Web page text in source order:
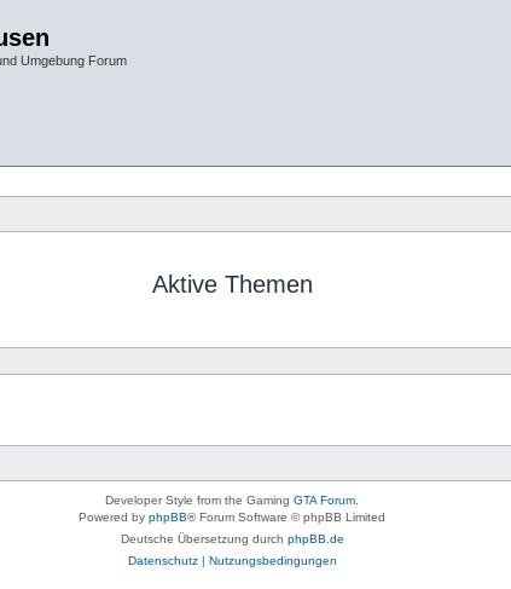
Umgebung Forum
Aktive Themen
Developer Style from the Gaming GTA Forum
Powered by phpBB® Forum Software © phpBB Limited
Deutsche Übersetzung durch phpBB.de
Datenschutz| Nutzungsbedingungen